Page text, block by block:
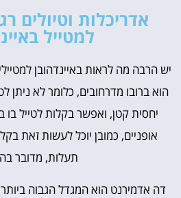
אדריכלות וטיולים
למטייל
יש הרבה מה לראות באיינדהובן
הוא ברובו מדרחובים, כלומר לא ניתן
יחסית קטן, ואפשר בקלות לטייל בו
אופניים, כמובן יוכל לעשות זאת
תעלות, מדובר